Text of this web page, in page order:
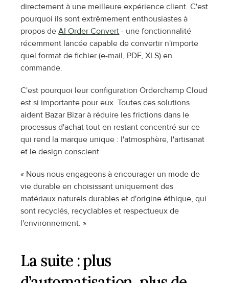
directement à une meilleure expérience client. C'est
pourquoi ils sont extrêmement enthousiastes à
propos de AI Order Convert - une fonctionnalité
récemment lancée capable de convertir n'importe
quel format de fichier (e-mail, PDF, XLS) en
commande.
C'est pourquoi leur configuration Orderchamp Cloud
est si importante pour eux. Toutes ces solutions
aident Bazar Bizar à réduire les frictions dans le
processus d'achat tout en restant concentré sur ce
qui rend la marque unique : l'atmosphère, l'artisanat
et le design conscient.
« Nous nous engageons à encourager un mode de
vie durable en choisissant uniquement des
matériaux naturels durables et d'origine éthique, qui
sont recyclés, recyclables et respectueux de
l'environnement. »
La suite : plus